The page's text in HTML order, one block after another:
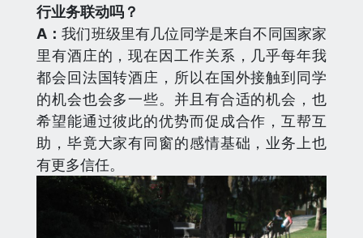
行业务联动吗？
A：我们班级里有几位同学是来自不同国家家
里有酒庄的，现在因工作关系，几乎每年我
都会回法国转酒庄，所以在国外接触到同学
的机会也会多一些。并且有合适的机会，也
希望能通过彼此的优势而促成合作，互帮互
助，毕竟大家有同窗的感情基础，业务上也
有更多信任。